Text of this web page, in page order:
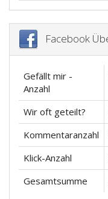
Facebook
Gefällt mir -
Anzahl
Wir oft geteilt?
Kommentaranzahl
Klick-Anzahl
Gesamtsumme